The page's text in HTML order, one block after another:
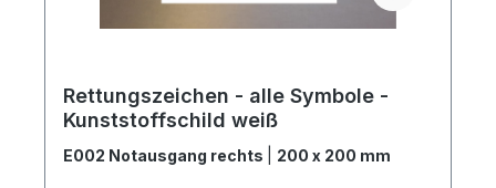
Rettungszeichen - alle Symbole -
Kunststoffschild weiß
E002 Notausgang rechts 200 x 200 mm